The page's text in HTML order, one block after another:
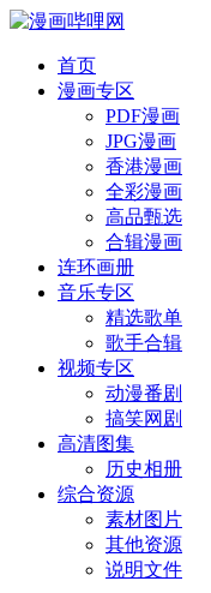
首页
漫画专区
PDF漫画
JPG漫画
香港漫画
全彩漫画
高品甄选
合辑漫画
连环画册
音乐专区
精选歌单
歌手合辑
视频专区
动漫番剧
搞笑网剧
高清图集
历史相册
综合资源
素材图片
其他资源
说明文件